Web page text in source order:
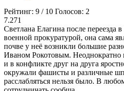
Рейтинг: 9 / 10 Голосов: 2
7.271
Светлана Елагина после переезда
военной прокуратурой, она сама
почве у неё возникли большие
Иваном Рокотовым. Неоднократно
и в конфликте друг на друга
окружали фашисты и различные
расслабляться нельзя было. В